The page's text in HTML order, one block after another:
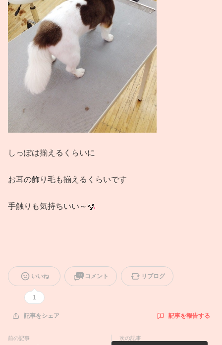
しっぽは揃えるくらいに
お耳の飾り毛も揃えるくらいです
手触りも気持ちいい～
いいね
1
コメント リブログ
記事をシェア 記事を報告する
前の記事 次の記事